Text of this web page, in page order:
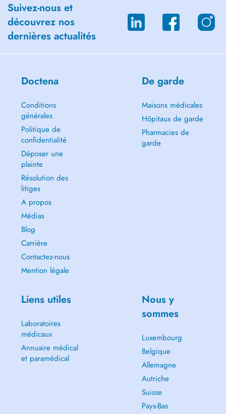
Suivez-nous et
découvrez nos
dernières actualités
Doctena
Conditions
générales
Politique de
confidentialité
Déposer une
plainte
Résolution des
litiges
A propos
Médias
Blog
Carrière
Contactez-nous
Mention légale
De garde
Maisons médicales
Hôpitaux de garde
Pharmacies de
garde
Liens utiles
Laboratoires
médicaux
Annuaire médical
et paramédical
Nous y
sommes
Luxembourg
Belgique
Allemagne
Autriche
Suisse
Pays-Bas